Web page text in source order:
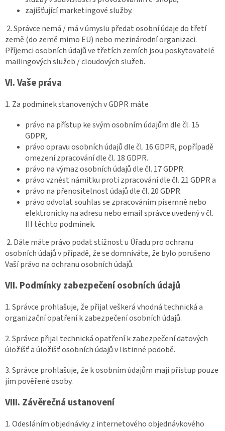
zajišťující marketingové služby.
2. Správce nemá / má v úmyslu předat osobní údaje do třetí
země (do země mimo EU) nebo mezinárodní organizaci.
Příjemci osobních údajů ve třetích zemích jsou poskytovatelé
mailingových služeb / cloudových služeb.
VI.Vaše práva
1. Za podmínek stanovených v GDPR máte
právo na přístup ke svým osobním údajům dle čl. 15
GDPR,
právo opravu osobních údajů dle čl. 16 GDPR, popřípadě
omezení zpracování dle čl. 18 GDPR.
právo na výmaz osobních údajů dle čl. 17 GDPR.
právo vznést námitku proti zpracování dle čl. 21 GDPR a
právo na přenositelnost údajů dle čl. 20 GDPR.
právo odvolat souhlas se zpracováním písemně nebo
elektronicky na adresu nebo email správce uvedený v čl.
III těchto podmínek.
2. Dále máte právo podat stížnost u Úřadu pro ochranu
osobních údajů v případě, že se domníváte, že bylo porušeno
Vaší právo na ochranu osobních údajů.
VII. Podmínky zabezpečení osobních údajů
1. Správce prohlašuje, že přijal veškerá vhodná technická a
organizační opatření k zabezpečení osobních údajů.
2. Správce přijal technická opatření k zabezpečení datových
úložišť a úložišť osobních údajů v listinné podobě.
3. Správce prohlašuje, že k osobním údajům mají přístup pouze
jím pověřené osoby.
VIII. Závěrečná ustanovení
1. Odesláním objednávky z internetového objednávkového